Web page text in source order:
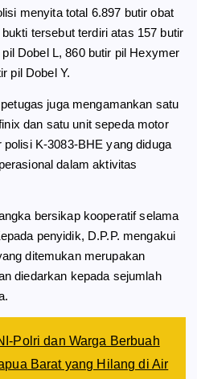
menyita total 6.897 butir obat
tersebut terdiri atas 157 butir
Dobel L, 860 butir pil Hexymer
pil Dobel Y.
juga mengamankan satu
dan satu unit sepeda motor
K-3083-BHE yang diduga
dalam aktivitas
bersikap kooperatif selama
penyidik, D.P.P. mengakui
ditemukan merupakan
diedarkan kepada sejumlah
Polri dan Warga Berbuah
Barat yang Hilang di Air